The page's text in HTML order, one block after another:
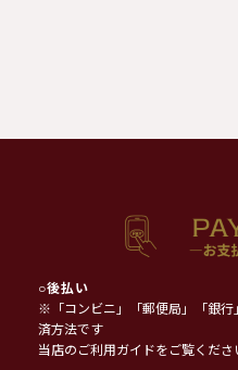
○後払い
※「コンビニ」「郵便局」「銀
済方法です
当店のご利用ガイドをご覧くだ